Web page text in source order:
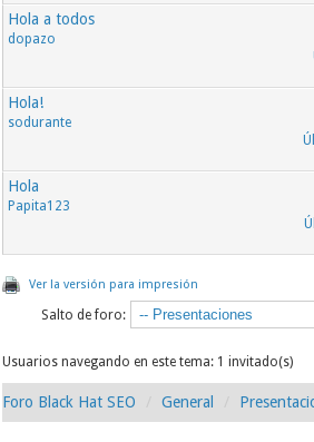
Hola a todos
dopazo
Hola!
sodurante
Hola
Papita123
Ver la versión para impresión
Salto de foro:
Usuarios navegando en este tema: 1 invitado(s)
Foro Black Hat SEO General